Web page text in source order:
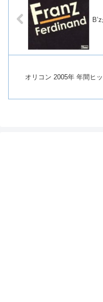
オリコン 2005年 年間ヒ